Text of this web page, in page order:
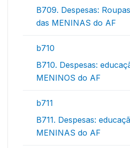
B709. Despesas:
das MENINAS do AF
b710
B710. Despesas:
MENINOS do AF
b711
B711. Despesas:
MENINAS do AF